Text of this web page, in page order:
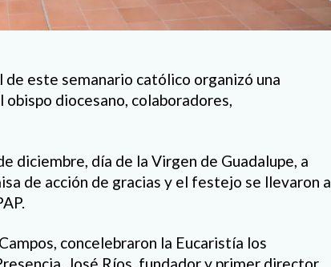
este semanario católico organizó una
diocesano, colaboradores,
diciembre, día de la Virgen de Guadalupe, a
de acción de gracias y el festejo se llevaron a
concelebraron la Eucaristía los